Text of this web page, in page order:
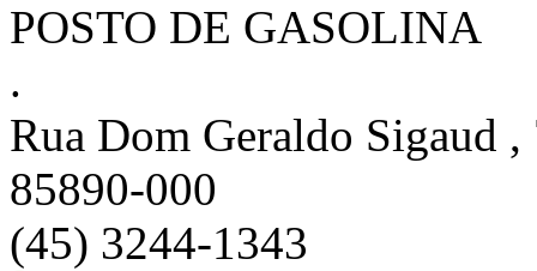
POSTO DE GASOLINA
.
Rua Dom Geraldo Sigaud
85890-000
(45) 3244-1343